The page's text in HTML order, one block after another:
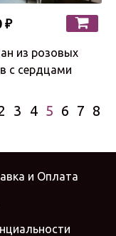
₽
из розовых
с сердцами
3 4 5 6 7 8
и Оплата